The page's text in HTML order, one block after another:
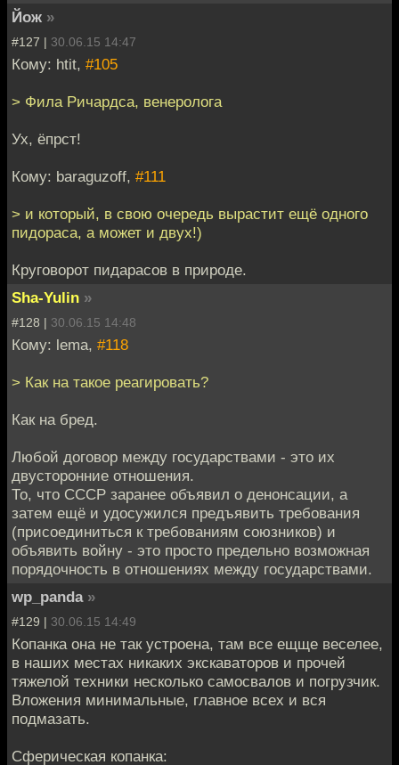
Йож »
#127 | 30.06.15 14:47
Кому: htit, #105
> Фила Ричардса, венеролога
Ух, ёпрст!
Кому: baraguzoff, #111
> и который, в свою очередь вырастит ещё одного
пидораса, а может и двух!)
Круговорот пидарасов в природе.
Sha-Yulin »
#128 | 30.06.15 14:48
Кому: lema, #118
> Как на такое реагировать?
Как на бред.
Любой договор между государствами - это их
двусторонние отношения.
То, что СССР заранее объявил о денонсации, а
затем ещё и удосужился предъявить требования
(присоединиться к требованиям союзников) и
объявить войну - это просто предельно возможная
порядочность в отношениях между государствами.
wp_panda »
#129 | 30.06.15 14:49
Копанка она не так устроена, там все ещще веселее,
в наших местах никаких экскаваторов и прочей
тяжелой техники несколько самосвалов и погрузчик.
Вложения минимальные, главное всех и вся
подмазать.
Сферическая копанка: